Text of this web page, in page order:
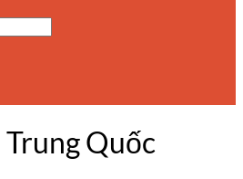
Quốc